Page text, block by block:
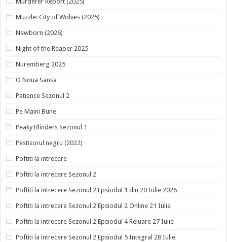
Muzzle: City of Wolves (2025)
Newborn (2026)
Night of the Reaper 2025
Nuremberg 2025
O Noua Sansa
Patience Sezonul 2
Pe Maini Bune
Peaky Blinders Sezonul 1
Pestisorul negru (2022)
Poftiti la intrecere
Poftiti la intrecere Sezonul 2
Poftiti la intrecere Sezonul 2 Epsiodul 1 din 20 Iulie 2026
Poftiti la intrecere Sezonul 2 Epsiodul 2 Online 21 Iulie
Poftiti la intrecere Sezonul 2 Epsiodul 4 Reluare 27 Iulie
Poftiti la intrecere Sezonul 2 Epsiodul 5 Integral 28 Iulie